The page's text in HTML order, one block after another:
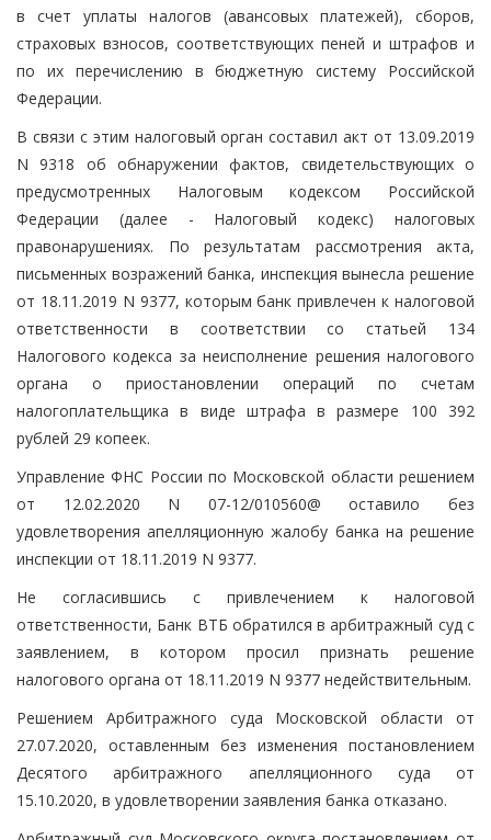
в счет уплаты налогов (авансовых платежей), сборов,
страховых взносов, соответствующих пеней и штрафов и
по их перечислению в бюджетную систему Российской
Федерации.
В связи с этим налоговый орган составил акт от 13.09.2019
N 9318 об обнаружении фактов, свидетельствующих о
предусмотренных Налоговым кодексом Российской
Федерации (далее - Налоговый кодекс) налоговых
правонарушениях. По результатам рассмотрения акта,
письменных возражений банка, инспекция вынесла решение
от 18.11.2019 N 9377, которым банк привлечен к налоговой
ответственности в соответствии со статьей 134
Налогового кодекса за неисполнение решения налогового
органа о приостановлении операций по счетам
налогоплательщика в виде штрафа в размере 100 392
рублей 29 копеек.
Управление ФНС России по Московской области решением
от 12.02.2020 N 07-12/010560@ оставило без
удовлетворения апелляционную жалобу банка на решение
инспекции от 18.11.2019 N 9377.
Не согласившись с привлечением к налоговой
ответственности, Банк ВТБ обратился в арбитражный суд с
заявлением, в котором просил признать решение
налогового органа от 18.11.2019 N 9377 недействительным.
Решением Арбитражного суда Московской области от
27.07.2020, оставленным без изменения постановлением
Десятого арбитражного апелляционного суда от
15.10.2020, в удовлетворении заявления банка отказано.